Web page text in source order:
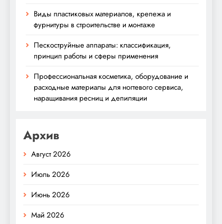
Виды пластиковых материалов, крепежа и
фурнитуры в строительстве и монтаже
Пескоструйные аппараты: классификация,
принцип работы и сферы применения
Профессиональная косметика, оборудование и
расходные материалы для ногтевого сервиса,
наращивания ресниц и депиляции
Архив
Август 2026
Июль 2026
Июнь 2026
Май 2026